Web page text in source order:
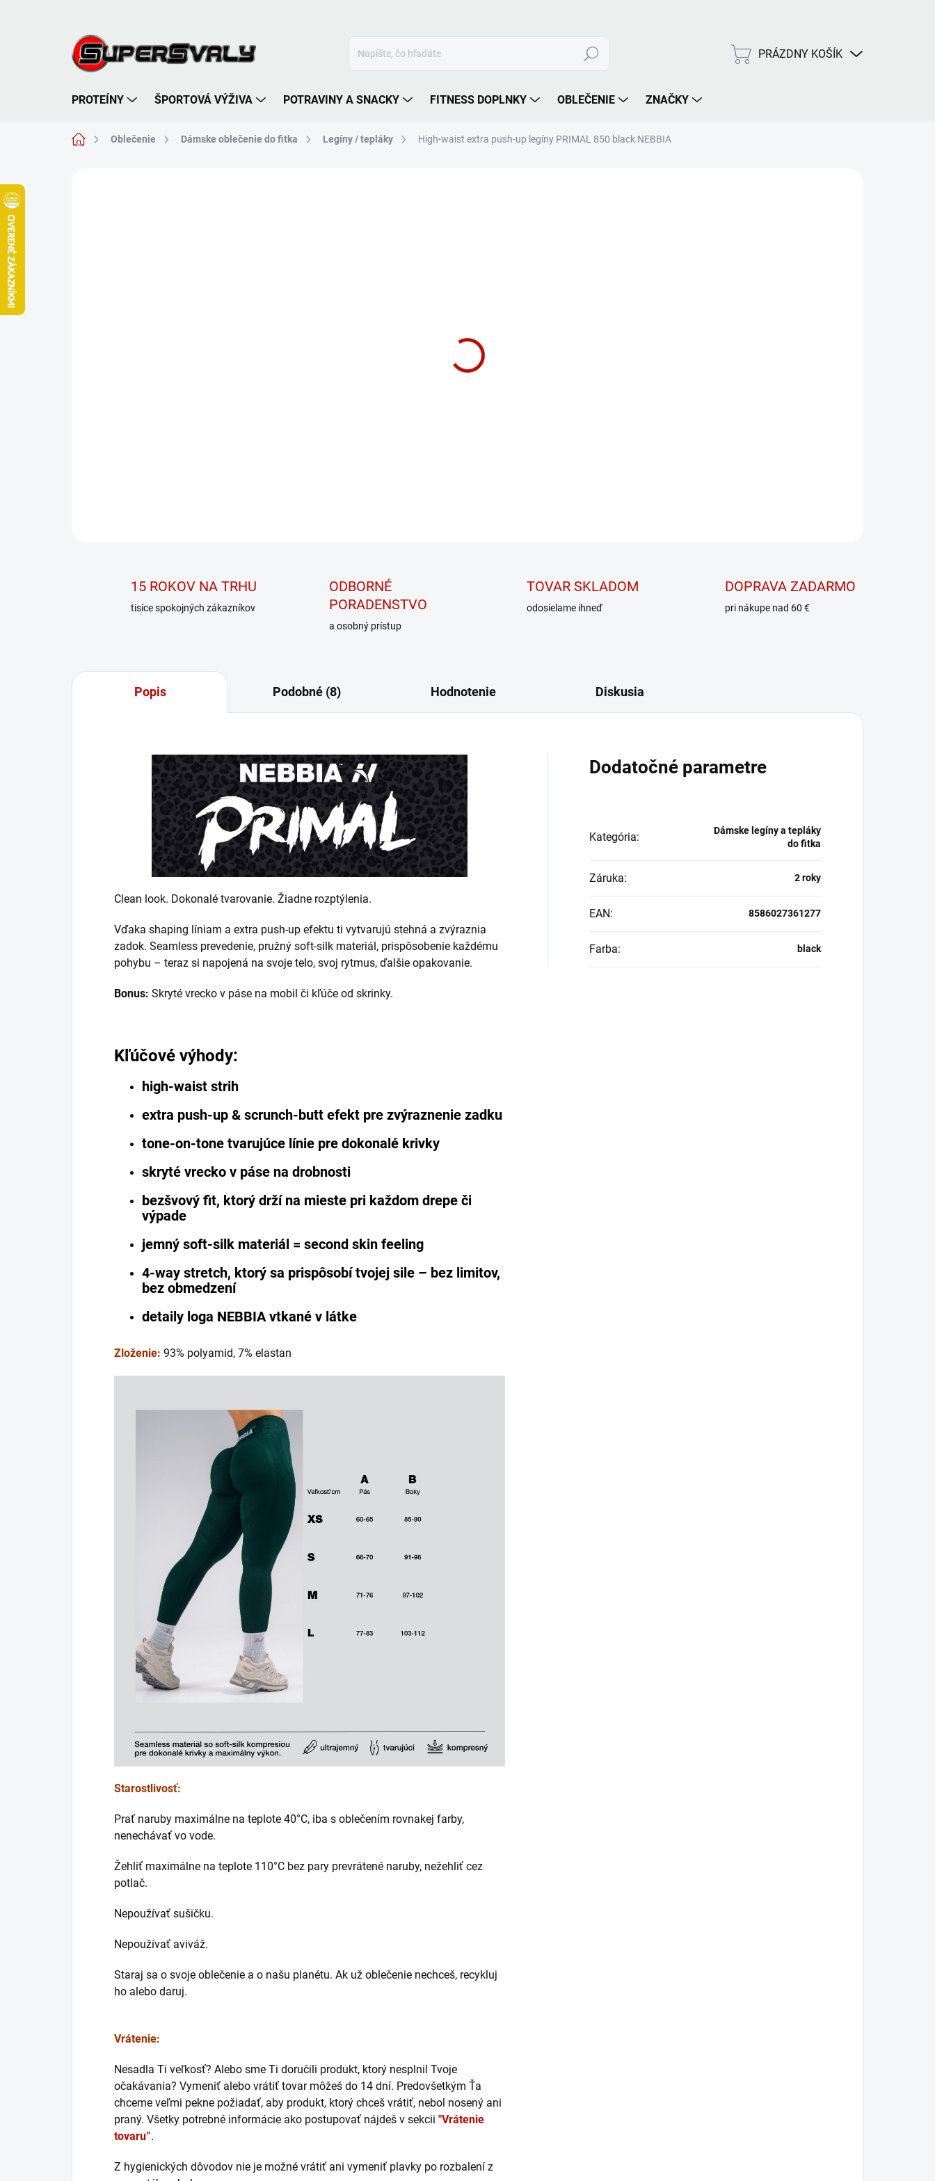
Hľadať
NÁKUPNÝ
PRÁZDNY KOŠÍK
PROTEÍNY ŠPORTOVÁ VÝŽIVA POTRAVINY A SNACKY FITNESS DOPLNKY OBLEČENIE ZNAČKY
DomovOblečenie Dámske oblečenie do fitka Legíny / tepláky High-waist extra push-up legíny PRIMAL 850 black NEBBIA
15 ROKOV NA TRHU
tisíce spokojných zákazníkov
ODBORNÉ
PORADENSTVO
a osobný prístup
TOVAR SKLADOM
odosielame ihneď
DOPRAVA ZADARMO
pri nákupe nad 60 €
Popis Podobné (8) Hodnotenie Diskusia
Clean look. Dokonalé tvarovanie. Žiadne rozptýlenia.
Vďaka shaping líniam a extra push-up efektu ti vytvarujú stehná a zvýraznia
zadok. Seamless prevedenie, pružný soft-silk materiál, prispôsobenie každému
pohybu – teraz si napojená na svoje telo, svoj rytmus, ďalšie opakovanie.
Bonus: Skryté vrecko v páse na mobil či kľúče od skrinky.
Kľúčové výhody:
high-waist strih
extra push-up & scrunch-butt efekt pre zvýraznenie zadku
tone-on-tone tvarujúce línie pre dokonalé krivky
skryté vrecko v páse na drobnosti
bezšvový fit, ktorý drží na mieste pri každom drepe či
výpade
jemný soft-silk materiál = second skin feeling
4-way stretch, ktorý sa prispôsobí tvojej sile – bez limitov,
bez obmedzení
detaily loga NEBBIA vtkané v látke
Zloženie: 93% polyamid, 7% elastan
Starostlivosť:
Prať naruby maximálne na teplote 40°C, iba s oblečením rovnakej farby,
nenechávať vo vode.
Žehliť maximálne na teplote 110°C bez pary prevrátené naruby, nežehliť cez
potlač.
Nepoužívať sušičku.
Nepoužívať aviváž.
Staraj sa o svoje oblečenie a o našu planétu. Ak už oblečenie nechceš, recykluj
ho alebo daruj.
Vrátenie:
Nesadla Ti veľkosť? Alebo sme Ti doručili produkt, ktorý nesplnil Tvoje
očakávania? Vymeniť alebo vrátiť tovar môžeš do 14 dní. Predovšetkým Ťa
chceme veľmi pekne požiadať, aby produkt, ktorý chceš vrátiť, nebol nosený ani
praný. Všetky potrebné informácie ako postupovať nájdeš v sekcii "Vrátenie
tovaru”.
Z hygienických dôvodov nie je možné vrátiť ani vymeniť plavky po rozbalení z
Dodatočné parametre
Kategória:
Dámske legíny a tepláky
do fitka
Záruka: 2 roky
EAN: 8586027361277
Farba: black